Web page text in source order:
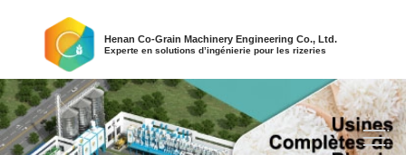
Henan Co-Grain Machinery Engineering Co., Ltd.
Experte en solutions d’ingénierie pour les rizeries